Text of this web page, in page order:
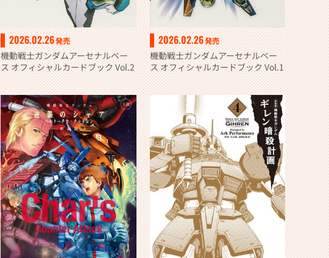
2026.02.26発売
機動戦士ガンダムアーセナルベー
ス オフィシャルカードブック Vol.2
2026.02.26発売
機動戦士ガンダムアーセナルベー
ス オフィシャルカードブック Vol.1